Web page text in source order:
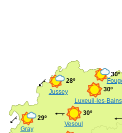
Vesoul
30º
Luxeuil-les-Bains
30º
Gray
29º
30º
Jussey
28º